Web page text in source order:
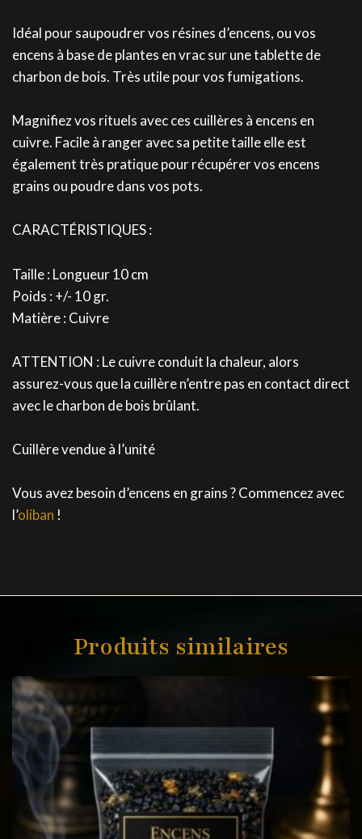
Idéal pour saupoudrer vos résines d’encens, ou vos
encens à base de plantes en vrac sur une tablette de
charbon de bois. Très utile pour vos fumigations.
Magnifiez vos rituels avec ces cuillères à encens en
cuivre. Facile à ranger avec sa petite taille elle est
également très pratique pour récupérer vos encens
grains ou poudre dans vos pots.
CARACTÉRISTIQUES :
Taille : Longueur 10 cm
Poids : +/- 10 gr.
Matière : Cuivre
ATTENTION : Le cuivre conduit la chaleur, alors
assurez-vous que la cuillère n’entre pas en contact direct
avec le charbon de bois brûlant.
Cuillère vendue à l’unité
Vous avez besoin d’encens en grains ? Commencez avec
l’oliban !
Produits similaires